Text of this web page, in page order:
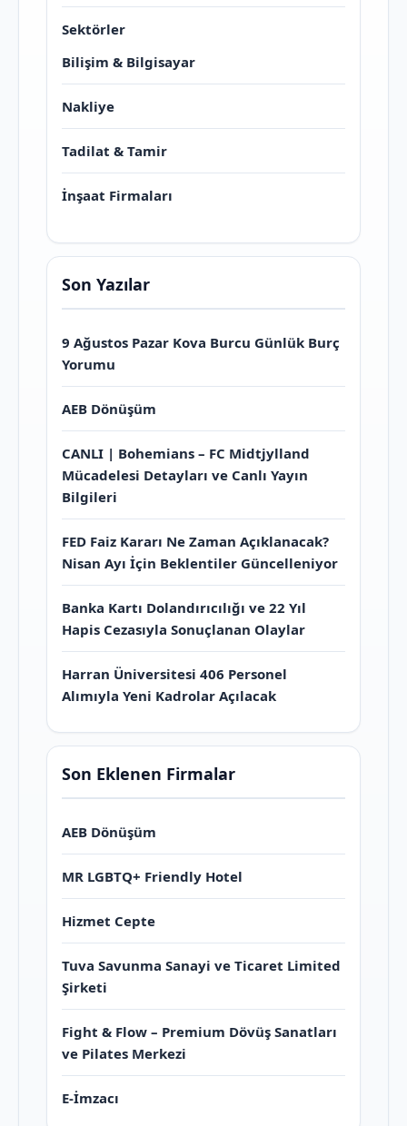
Sektörler
Bilişim & Bilgisayar
Nakliye
Tadilat & Tamir
İnşaat Firmaları
Son Yazılar
9 Ağustos Pazar Kova Burcu Günlük Burç
Yorumu
AEB Dönüşüm
CANLI | Bohemians – FC Midtjylland
Mücadelesi Detayları ve Canlı Yayın
Bilgileri
FED Faiz Kararı Ne Zaman Açıklanacak?
Nisan Ayı İçin Beklentiler Güncelleniyor
Banka Kartı Dolandırıcılığı ve 22 Yıl
Hapis Cezasıyla Sonuçlanan Olaylar
Harran Üniversitesi 406 Personel
Alımıyla Yeni Kadrolar Açılacak
Son Eklenen Firmalar
AEB Dönüşüm
MR LGBTQ+ Friendly Hotel
Hizmet Cepte
Tuva Savunma Sanayi ve Ticaret Limited
Şirketi
Fight & Flow – Premium Dövüş Sanatları
ve Pilates Merkezi
E-İmzacı